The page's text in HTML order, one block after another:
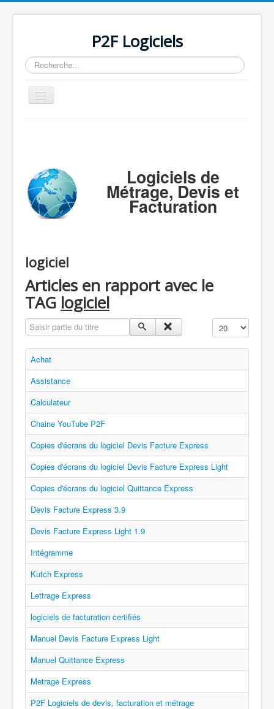
P2F Logiciels
Rechercher
Basculer
la
Support
Tarifs/Acheter
Contact / Mail / Liens
Logiciels de
Métrage, Devis et
Facturation
logiciel
Articles en rapport avec le
TAG logiciel
Saisir partie du titre Affichage #
Achat
Assistance
Calculateur
Chaine YouTube P2F
Copies d'écrans du logiciel Devis Facture Express
Copies d'écrans du logiciel Devis Facture Express Light
Copies d'écrans du logiciel Quittance Express
Devis Facture Express 3.9
Devis Facture Express Light 1.9
Intégramme
Kutch Express
Lettrage Express
logiciels de facturation certifiés
Manuel Devis Facture Express Light
Manuel Quittance Express
Metrage Express
P2F Logiciels de devis, facturation et métrage